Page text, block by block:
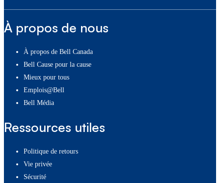
À propos de nous
À propos de Bell Canada
Bell Cause pour la cause
Mieux pour tous
Emplois@Bell
Bell Média
Ressources utiles
Politique de retours
Vie privée
Sécurité